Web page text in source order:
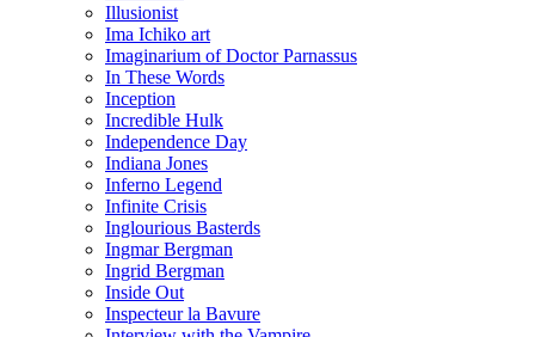
Illusionist
Ima Ichiko art
Imaginarium of Doctor Parnassus
In These Words
Inception
Incredible Hulk
Independence Day
Indiana Jones
Inferno Legend
Infinite Crisis
Inglourious Basterds
Ingmar Bergman
Ingrid Bergman
Inside Out
Inspecteur la Bavure